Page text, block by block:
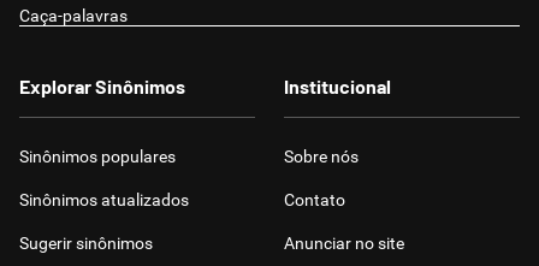
Caça-palavras
Explorar Sinônimos
Sinônimos populares
Sinônimos atualizados
Sugerir sinônimos
Institucional
Sobre nós
Contato
Anunciar no site